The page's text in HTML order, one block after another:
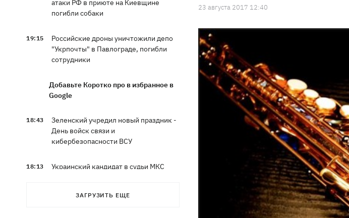
атаки РФ в приюте на Киевщине
погибли собаки
19:15
Российские дроны уничтожили депо
"Укрпочты" в Павлограде, погибли
сотрудники
Добавьте Коротко про в избранное в
Google
18:43
Зеленский учредил новый праздник -
День войск связи и
кибербезопасности ВСУ
18:13
Украинский кандидат в судьи МКС
ЗАГРУЗИТЬ ЕЩЕ
23 августа 2017 12:40